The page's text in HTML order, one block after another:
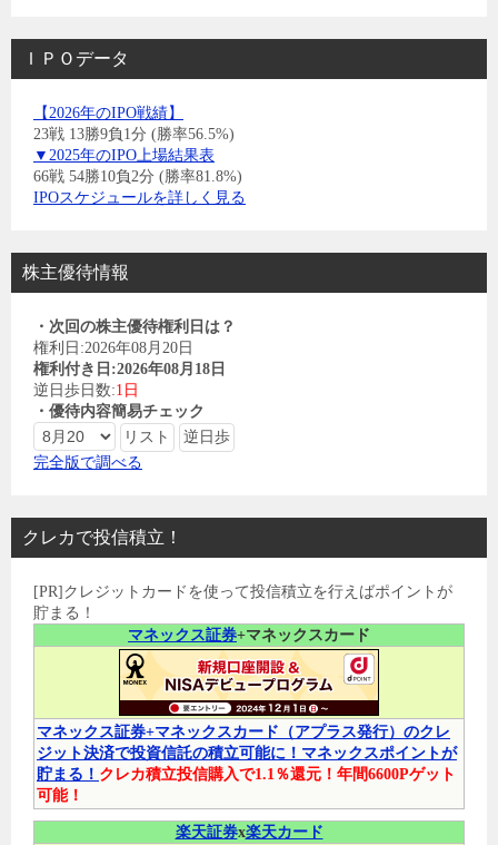
ＩＰＯデータ
【2026年のIPO戦績】
23戦 13勝9負1分 (勝率56.5%)
▼2025年のIPO上場結果表
66戦 54勝10負2分 (勝率81.8%)
IPOスケジュールを詳しく見る
株主優待情報
・次回の株主優待権利日は？
権利日:2026年08月20日
権利付き日:2026年08月18日
逆日歩日数:1日
・優待内容簡易チェック
完全版で調べる
クレカで投信積立！
[PR]クレジットカードを使って投信積立を行えばポイントが
貯まる！
マネックス証券+マネックスカード
マネックス証券+マネックスカード（アプラス発行）のクレ
ジット決済で投資信託の積立可能に！マネックスポイントが
貯まる！ クレカ積立投信購入で1.1％還元！年間6600Pゲット
可能！
楽天証券x楽天カード